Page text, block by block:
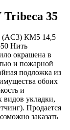
35
(AC3) КМ5 14,5
Нить
окрашена в
и пожарной
подложка из
обоих
и
видов укладки,
Продается
заказать